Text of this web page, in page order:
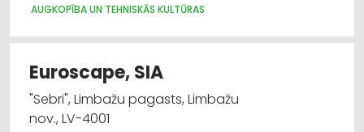
AUGKOPĪBA UN TEHNISKĀS KULTŪRAS
Euroscape, SIA
"Sebri", Limbažu pagasts, Limbažu
nov., LV-4001